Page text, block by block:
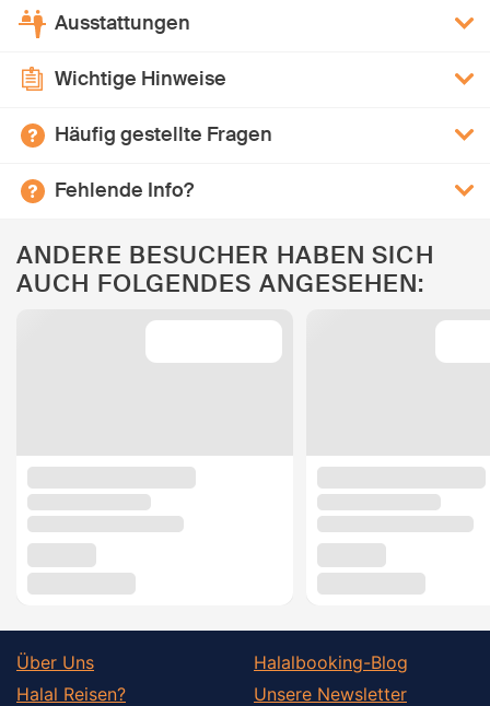
Ausstattungen
Wichtige Hinweise
Häufig gestellte Fragen
Fehlende Info?
ANDERE BESUCHER HABEN SICH
AUCH FOLGENDES ANGESEHEN:
Über Uns
Halal Reisen?
Halalbooking-Blog
Unsere Newsletter